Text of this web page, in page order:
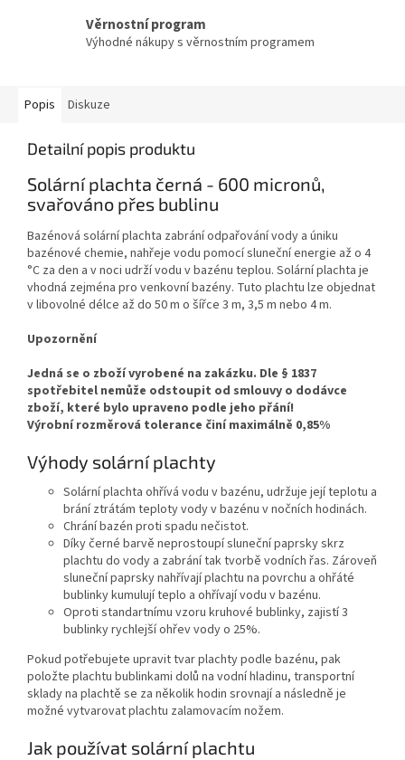
Věrnostní program
Výhodné nákupy s věrnostním programem
Popis Diskuze
Detailní popis produktu
Solární plachta černá - 600 micronů,
svařováno přes bublinu
Bazénová solární plachta zabrání odpařování vody a úniku
bazénové chemie, nahřeje vodu pomocí sluneční energie až o 4
°C za den a v noci udrží vodu v bazénu teplou. Solární plachta je
vhodná zejména pro venkovní bazény. Tuto plachtu lze objednat
v libovolné délce až do 50 m o šířce 3 m, 3,5 m nebo 4 m.
Upozornění
Jedná se o zboží vyrobené na zakázku. Dle § 1837
spotřebitel nemůže odstoupit od smlouvy o dodávce
zboží, které bylo upraveno podle jeho přání!
Výrobní rozměrová tolerance činí maximálně 0,85%
Výhody solární plachty
Solární plachta ohřívá vodu v bazénu, udržuje její teplotu a
brání ztrátám teploty vody v bazénu v nočních hodinách.
Chrání bazén proti spadu nečistot.
Díky černé barvě neprostoupí sluneční paprsky skrz
plachtu do vody a zabrání tak tvorbě vodních řas. Zároveň
sluneční paprsky nahřívají plachtu na povrchu a ohřáté
bublinky kumulují teplo a ohřívají vodu v bazénu.
Oproti standartnímu vzoru kruhové bublinky, zajistí 3
bublinky rychlejší ohřev vody o 25%.
Pokud potřebujete upravit tvar plachty podle bazénu, pak
položte plachtu bublinkami dolů na vodní hladinu, transportní
sklady na plachtě se za několik hodin srovnají a následně je
možné vytvarovat plachtu zalamovacím nožem.
Jak používat solární plachtu